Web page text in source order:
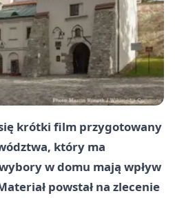
krótki film przygotowany
który ma
w domu mają wpływ
powstał na zlecenie